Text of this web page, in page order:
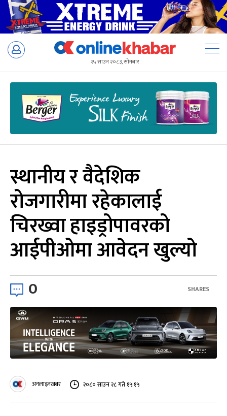
Skip
२५ साउन २०८३, सोमबार
स्थानीय र वैदेशिक
रोजगारीमा रहेकालाई
चिरख्वा हाइड्रोपावरको
आईपीओमा आवेदन खुल्यो
0 SHARES
अनलाइनखबर २०८० साउन २८ गते १५:१५